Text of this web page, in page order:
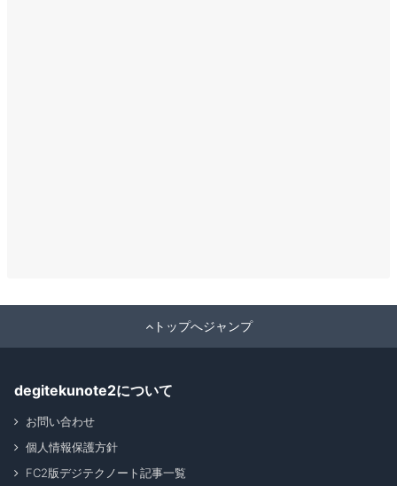
トップへジャンプ
degitekunote2について
お問い合わせ
個人情報保護方針
FC2版デジテクノート記事一覧